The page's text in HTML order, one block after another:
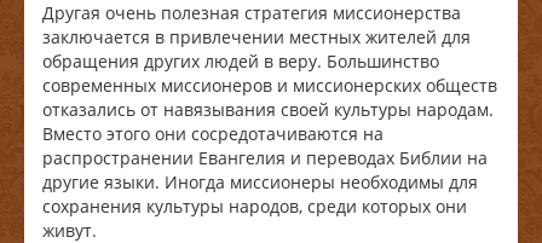
Другая очень полезная стратегия миссионерства
заключается в привлечении местных жителей для
обращения других людей в веру. Большинство
современных миссионеров и миссионерских обществ
отказались от навязывания своей культуры народам.
Вместо этого они сосредотачиваются на
распространении Евангелия и переводах Библии на
другие языки. Иногда миссионеры необходимы для
сохранения культуры народов, среди которых они
живут.